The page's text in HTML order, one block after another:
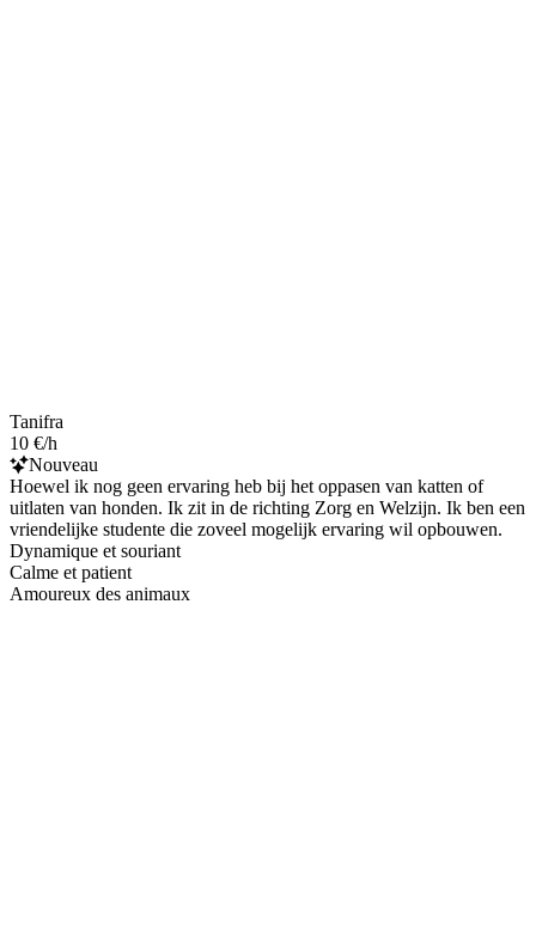
Tanifra
10 €/h
Nouveau
Hoewel ik nog geen ervaring heb bij het oppasen van katten of
uitlaten van honden. Ik zit in de richting Zorg en Welzijn. Ik ben een
vriendelijke studente die zoveel mogelijk ervaring wil opbouwen.
Dynamique et souriant
Calme et patient
Amoureux des animaux